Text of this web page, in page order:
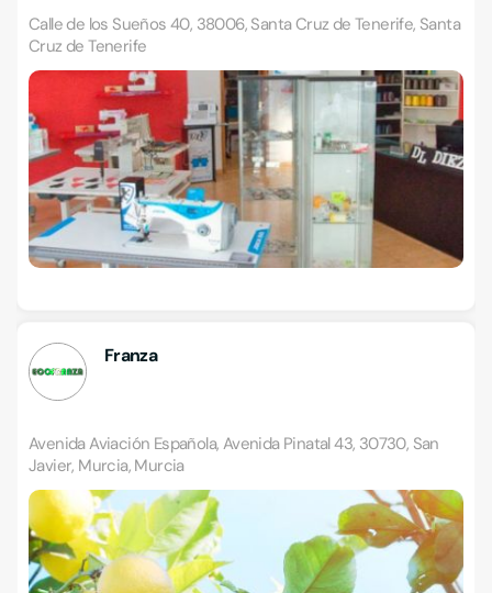
Calle de los Sueños 40, 38006, Santa Cruz de Tenerife, Santa
Cruz de Tenerife
Franza
Avenida Aviación Española, Avenida Pinatal 43, 30730, San
Javier, Murcia, Murcia